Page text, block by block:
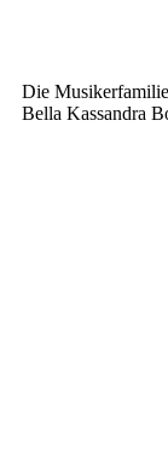
Die
Bella Kassandra